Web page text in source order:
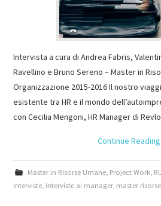
Intervista a cura di Andrea Fabris,
Ravellino e Bruno Sereno – Master in
Organizzazione 2015-2016 Il nostro
esistente tra HR e il mondo
con Cecilia Mengoni, HR Manager di
Continue Reading
Master in Risorse Umane, Project Work,
interviste interviste ai manager, master